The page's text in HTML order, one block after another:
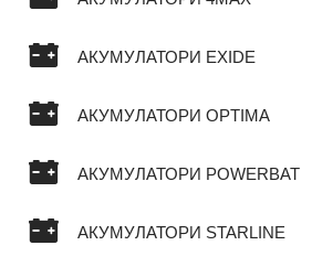
АКУМУЛАТОРИ EXIDE
АКУМУЛАТОРИ OPTIMA
АКУМУЛАТОРИ POWERBAT
АКУМУЛАТОРИ STARLINE